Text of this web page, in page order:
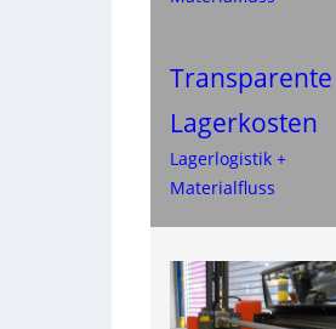
Transparente
Lagerkosten
Lagerlogistik +
Materialfluss